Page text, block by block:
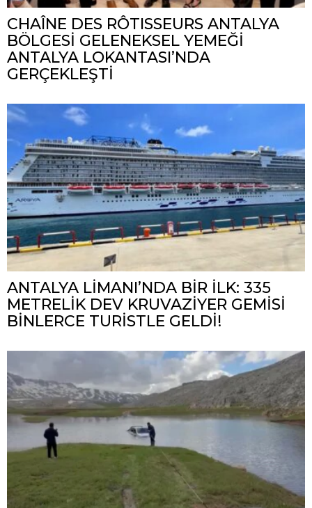
CHAÎNE DES RÔTISSEURS ANTALYA
BÖLGESİ GELENEKSEL YEMEĞİ
ANTALYA LOKANTASI’NDA
GERÇEKLEŞTİ
ANTALYA LİMANI’NDA BİR İLK: 335
METRELİK DEV KRUVAZİYER GEMİSİ
BİNLERCE TURİSTLE GELDİ!